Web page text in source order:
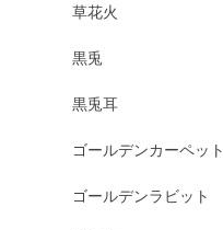
草花火
黒兎
黒兎耳
ゴールデンカーペット
ゴールデンラビット